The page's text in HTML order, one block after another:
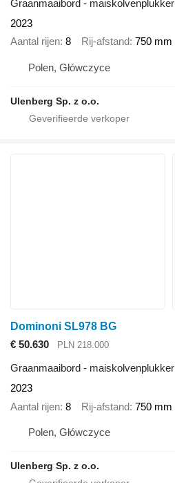
Graanmaaibord - maiskolvenplukker
2023
Aantal rijen 8 Rij-afstand 750 mm
Polen, Główczyce
Ulenberg Sp. z o.o.
Dominoni SL978 BG
€ 50.630
PLN 218.000
Graanmaaibord - maiskolvenplukker
2023
Aantal rijen 8 Rij-afstand 750 mm
Polen, Główczyce
Ulenberg Sp. z o.o.